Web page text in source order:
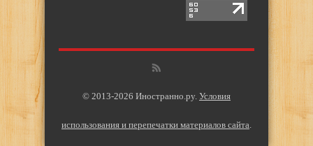
© 2013-2026 Иностранно.ру. Условия
использования и перепечатки материалов сайта.